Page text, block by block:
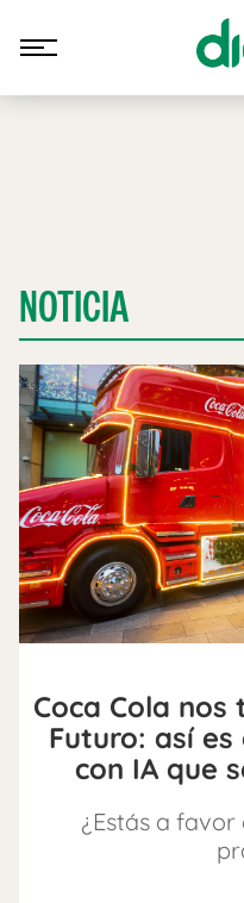
NOTICIA
Coca Cola
Futuro: así
con IA que
¿Estás a